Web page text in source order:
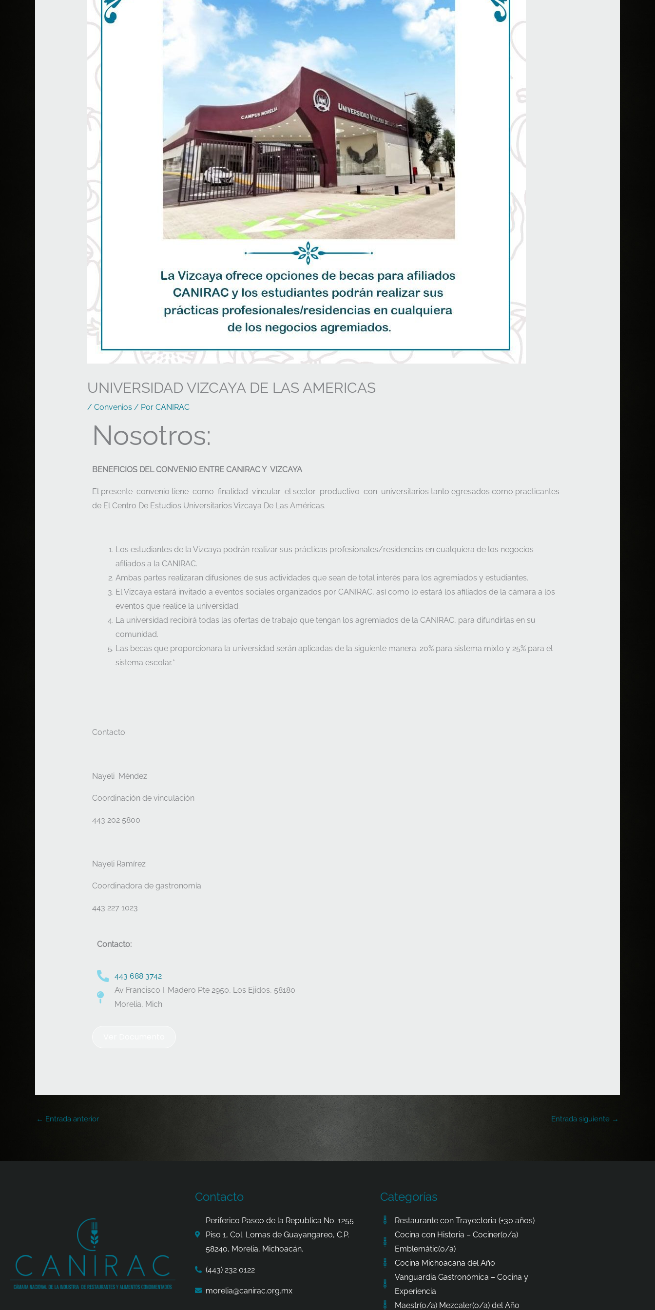
UNIVERSIDAD VIZCAYA DE LAS AMERICAS
/ Convenios / Por CANIRAC
Nosotros:
BENEFICIOS DEL CONVENIO ENTRE CANIRAC Y VIZCAYA
El presente convenio tiene como finalidad vincular el sector productivo con universitarios tanto egresados como practicantes
de El Centro De Estudios Universitarios Vizcaya De Las Américas.
Los estudiantes de la Vizcaya podrán realizar sus prácticas profesionales/residencias en cualquiera de los negocios
afiliados a la CANIRAC.
Ambas partes realizaran difusiones de sus actividades que sean de total interés para los agremiados y estudiantes.
El Vizcaya estará invitado a eventos sociales organizados por CANIRAC, así como lo estará los afiliados de la cámara a los
eventos que realice la universidad.
La universidad recibirá todas las ofertas de trabajo que tengan los agremiados de la CANIRAC, para difundirlas en su
comunidad.
Las becas que proporcionara la universidad serán aplicadas de la siguiente manera: 20% para sistema mixto y 25% para el
sistema escolar.*
Contacto:
Nayeli Méndez
Coordinación de vinculación
443 202 5800
Nayeli Ramírez
Coordinadora de gastronomía
443 227 1023
Contacto:
443 688 3742
Av Francisco I. Madero Pte 2950, Los Ejidos, 58180
Morelia, Mich.
← Entrada anterior Entrada siguiente →
Contacto
Periferico Paseo de la Republica No. 1255
Piso 1, Col. Lomas de Guayangareo, C.P.
58240, Morelia, Michoacán.
(443) 232 0122
morelia@canirac.org.mx
Categorías
Restaurante con Trayectoria (+30 años)
Cocina con Historia – Cociner(o/a)
Emblemátic(o/a)
Cocina Michoacana del Año
Vanguardia Gastronómica – Cocina y
Experiencia
Maestr(o/a) Mezcaler(o/a) del Año